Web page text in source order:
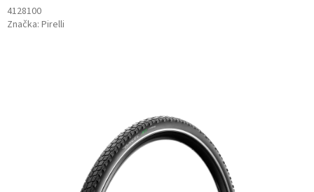
4128100
Značka: Pirelli